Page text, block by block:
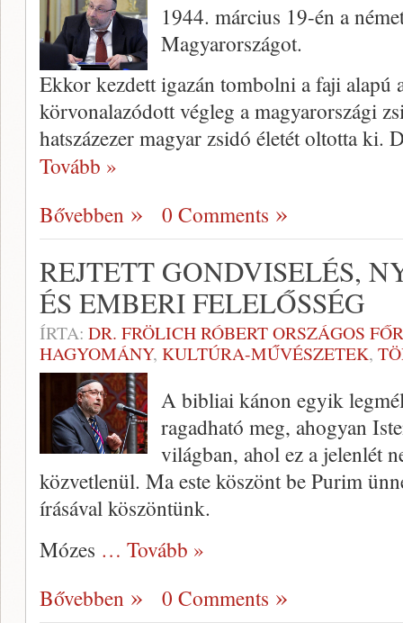
1944. március 19-én a
Magyarországot.
Ekkor kezdett igazán tombolni a faji alapú
körvonalazódott végleg a magyarországi
hatszázezer magyar zsidó életét oltotta ki.
Tovább »
Bővebben
0 Comments
REJTETT GONDVISELÉS,
ÉS EMBERI FELELŐSSÉG
ÍRTA: DR. FRÖLICH RÓBERT ORSZÁGOS
HAGYOMÁNY, KULTÚRA-MŰVÉSZETEK,
A bibliai kánon egyik
ragadható meg, ahogyan
világban, ahol ez a jelenlét
közvetlenül. Ma este köszönt be Purim
írásával köszöntünk.
Mózes … Tovább »
Bővebben
0 Comments